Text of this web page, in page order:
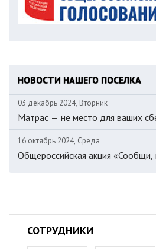
НОВОСТИ НАШЕГО ПОСЕЛКА
03 декабрь 2024, Вторник
Матрас — не место для ваших
16 октябрь 2024, Среда
Общероссийская акция «Сообщи,
СОТРУДНИКИ